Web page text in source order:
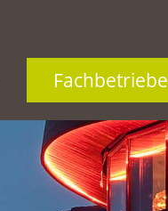
Fachbetriebe